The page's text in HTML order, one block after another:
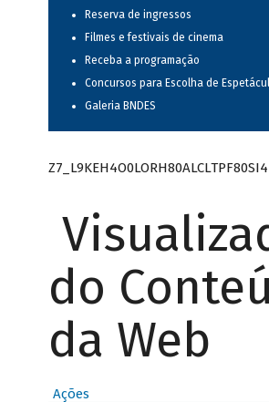
Reserva de ingressos
Filmes e festivais de cinema
Receba a programação
Concursos para Escolha de
Galeria BNDES
Z7_L9KEH4O0LORH80ALCLTPF80SI4
do
da Web
Ações